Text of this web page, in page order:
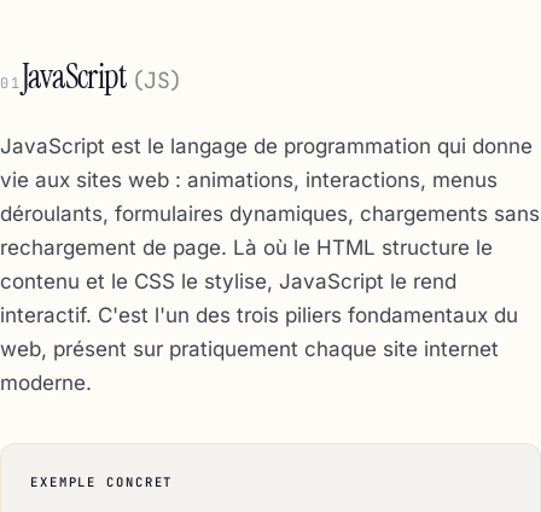
01JavaScript (JS)
JavaScript est le langage de programmation qui donne
vie aux sites web : animations, interactions, menus
déroulants, formulaires dynamiques, chargements sans
rechargement de page. Là où le HTML structure le
contenu et le CSS le stylise, JavaScript le rend
interactif. C'est l'un des trois piliers fondamentaux du
web, présent sur pratiquement chaque site internet
moderne.
EXEMPLE CONCRET